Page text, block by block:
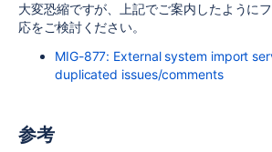
大変恐縮ですが、上記でご案内したように
応をご検討ください。
MIG-877: External system import
duplicated issues/comments
参考